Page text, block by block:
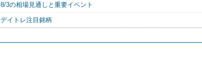
8/3の相場見通しと重要イベント
デイトレ注目銘柄